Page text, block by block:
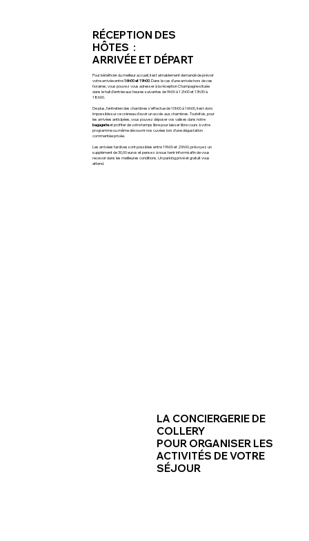
RÉCEPTION DES
HÔTES :
ARRIVÉE ET DÉPART
Pour bénéficier du meilleur accueil, il est aimablement demandé de prévoir
votre arrivée entre16h00 et 19h00 . Dans le cas d’une arrivée hors de ces
horaires, vous pouvez vous adresser à la réception Champagne située
dans le hall d’entrée aux heures suivantes de 9h00 à 12h00 et 13h30 à
18h00.
De plus, l’entretien des chambres s’effectue de 10h00 à 16h00, il est donc
impossible sur ce créneau d’avoir un accès aux chambres. Toutefois, pour
les arrivées anticipées, vous pouvez déposer vos valises dans notre
bagagerieet profiter de votre temps libre pour laisser libre cours à votre
programme ou même découvrir nos cuvées lors d’une dégustation
commentée privée.
Les arrivées tardives sont possibles entre 19h00 et 20h00, prévoyez un
supplément de 30,00 euros et pensez à nous tenir informé afin de vous
recevoir dans les meilleures conditions. Un parking privé et gratuit vous
attend.
LA CONCIERGERIE DE
COLLERY
POUR ORGANISER LES
ACTIVITÉS DE VOTRE
SÉJOUR